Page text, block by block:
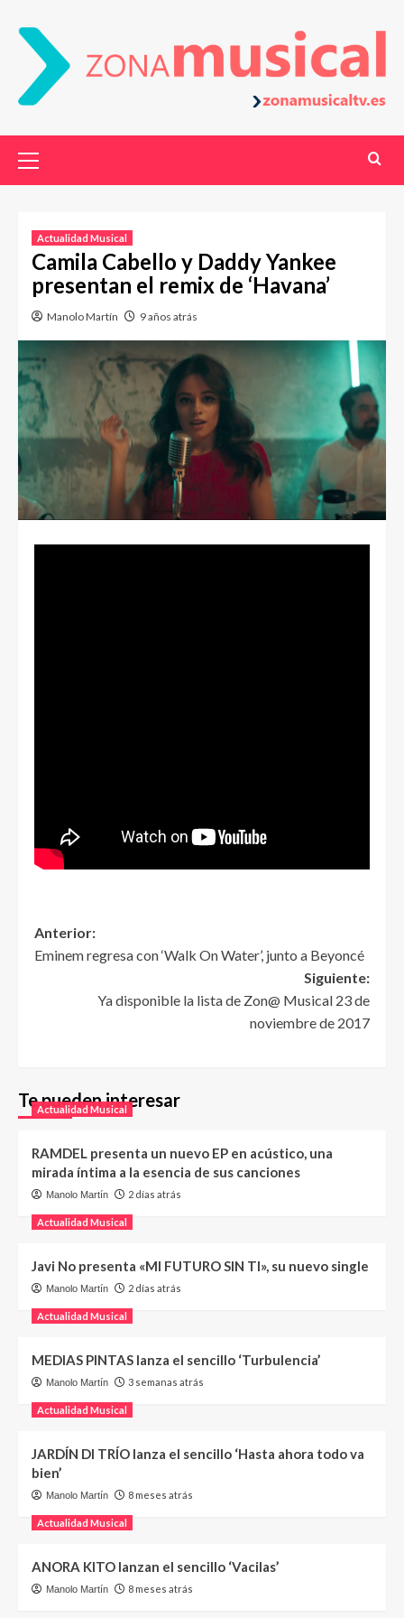
Actualidad Musical
Camila Cabello y Daddy Yankee
presentan el remix de ‘Havana’
Manolo Martín 9 años atrás
Anterior:
Eminem regresa con ‘Walk On Water’, junto a Beyoncé
Siguiente:
Ya disponible la lista de Zon@ Musical 23 de
noviembre de 2017
Te pueden interesar
Actualidad Musical
RAMDEL presenta un nuevo EP en acústico, una
mirada íntima a la esencia de sus canciones
Manolo Martín 2 días atrás
Actualidad Musical
Javi No presenta «MI FUTURO SIN TI», su nuevo single
Manolo Martín 2 días atrás
Actualidad Musical
MEDIAS PINTAS lanza el sencillo ‘Turbulencia’
Manolo Martín 3 semanas atrás
Actualidad Musical
JARDÍN DI TRÍO lanza el sencillo ‘Hasta ahora todo va
bien’
Manolo Martín 8 meses atrás
Actualidad Musical
ANORA KITO lanzan el sencillo ‘Vacilas’
Manolo Martín 8 meses atrás